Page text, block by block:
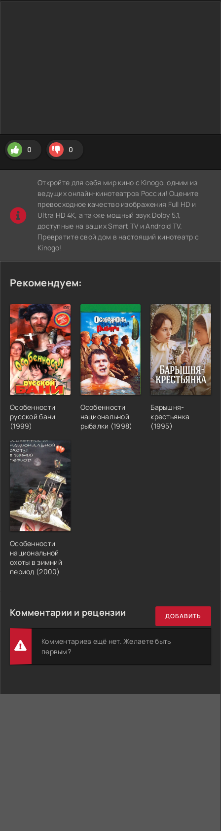
0 0
Откройте для себя мир кино с Kinogo, одним из
ведущих онлайн-кинотеатров России! Оцените
превосходное качество изображения Full HD и
Ultra HD 4K, а также мощный звук Dolby 5.1,
доступные на ваших Smart TV и Android TV.
Превратите свой дом в настоящий кинотеатр с
Kinogo!
Рекомендуем:
Особенности
русской бани
(1999)
Особенности
национальной
рыбалки (1998)
Барышня-
крестьянка
(1995)
Особенности
национальной
охоты в зимний
период (2000)
Комментарии и рецензии ДОБАВИТЬ
Комментариев ещё нет. Желаете быть
первым?